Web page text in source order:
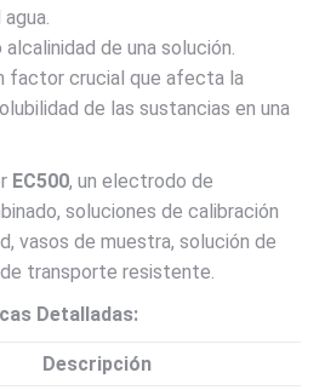
de una solución.
factor crucial que afecta la
de las sustancias en una
EC500, un electrodo de
soluciones de calibración
vasos de muestra, solución de
transporte resistente.
Detalladas:
Descripción